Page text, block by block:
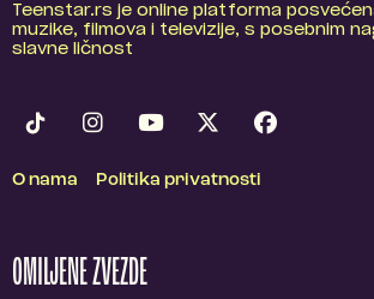
Teenstar.rs je online platforma
muzike, filmova i televizije, s posebnim
slavne ličnost
O nama Politika privatnosti
OMILJENE ZVEZDE